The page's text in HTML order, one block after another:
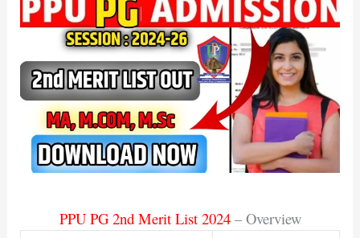
PPU PG 2nd Merit List 2024– Overview